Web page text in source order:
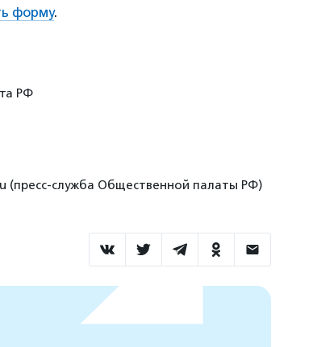
форму.
РФ
(пресс-служба Общественной палаты РФ)